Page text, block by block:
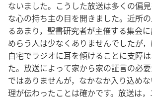
ないました。こうした放送は多くの偏
な心の持ち主の目を開きました。近所
るあまり，聖書研究者が主催する集会
めらう人は少なくありませんでしたが
自宅でラジオに耳を傾けることに支障
た。放送によって家から家の証言の必
ではありませんが，なかなか入り込め
理が伝わったことは確かです。放送は